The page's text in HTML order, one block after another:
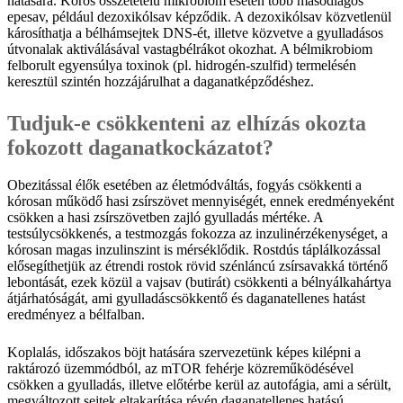
epesav, például dezoxikólsav képződik. A dezoxikólsav közvetlenül
károsíthatja a bélhámsejtek DNS-ét, illetve közvetve a gyulladásos
útvonalak aktiválásával vastagbélrákot okozhat. A bélmikrobiom
felborult egyensúlya toxinok (pl. hidrogén-szulfid) termelésén
keresztül szintén hozzájárulhat a daganatképződéshez.
Tudjuk-e csökkenteni az elhízás okozta
fokozott daganatkockázatot?
Obezitással élők esetében az életmódváltás, fogyás csökkenti a
kórosan működő hasi zsírszövet mennyiségét, ennek eredményeként
csökken a hasi zsírszövetben zajló gyulladás mértéke. A
testsúlycsökkenés, a testmozgás fokozza az inzulinérzékenységet, a
kórosan magas inzulinszint is mérséklődik. Rostdús táplálkozással
elősegíthetjük az étrendi rostok rövid szénláncú zsírsavakká történő
lebontását, ezek közül a vajsav (butirát) csökkenti a bélnyálkahártya
átjárhatóságát, ami gyulladáscsökkentő és daganatellenes hatást
eredményez a bélfalban.
Koplalás, időszakos böjt hatására szervezetünk képes kilépni a
raktározó üzemmódból, az mTOR fehérje közreműködésével
csökken a gyulladás, illetve előtérbe kerül az autofágia, ami a sérült,